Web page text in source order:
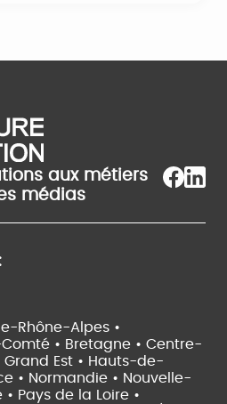
aux métiers
médias
Rhône-Alpes •
• Bretagne • Centre-
Grand Est • Hauts-de-
• Normandie • Nouvelle-
• Pays de la Loire •